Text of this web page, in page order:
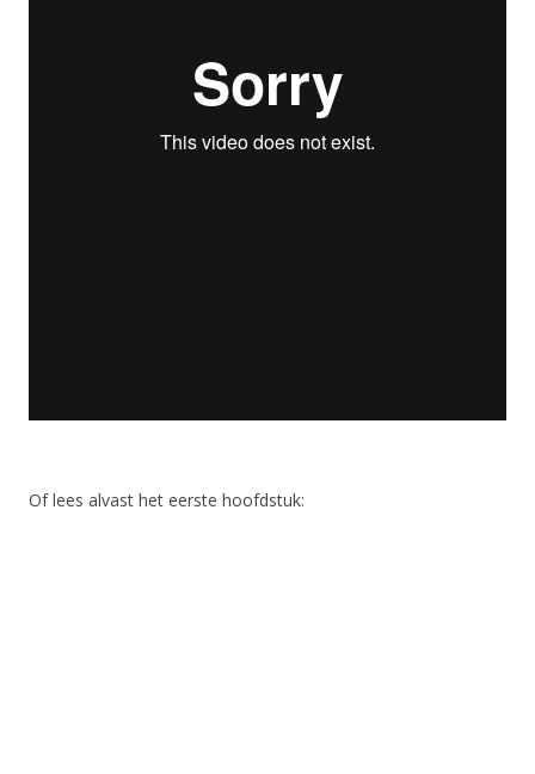
Of lees alvast het eerste hoofdstuk: